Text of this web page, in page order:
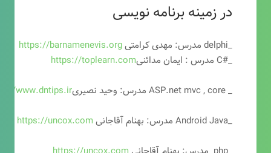
در زمینه برنامه نویسی
_delphi مدرس: مهدی کرامتی
https://barnamenevis.org
_#C مدرس : ایمان مدائنی
https://toplearn.com
_ ASP.net mvc , core مدرس: وحید نصیری
www.dntips.ir
_Android Java مدرس: بهنام آقاجانی
https://uncox.com